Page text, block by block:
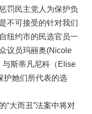
罚民主党人为保护负
不可接受的针对我们
纽约市的民选官员一
议员玛丽奥(Nicole
斯蒂凡尼科（Elise
护她们所代表的选
“大而丑”法案中将对